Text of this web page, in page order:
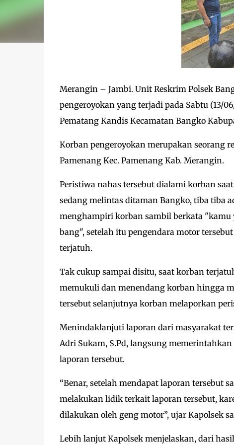
Merangin – Jambi. Unit Reskrim Polsek
pengeroyokan yang terjadi pada Sabtu (13/
Pematang Kandis Kecamatan Bangko
Korban pengeroyokan merupakan seorang
Pamenang Kec. Pamenang Kab. Merangin.
Peristiwa nahas tersebut dialami korban
sedang melintas ditaman Bangko, tiba tiba
menghampiri korban sambil berkata
bang", setelah itu pengendara motor
terjatuh.
Tak cukup sampai disitu, saat korban
memukuli dan menendang korban hingga
tersebut selanjutnya korban melaporkan
Menindaklanjuti laporan dari masyarakat
Adri Sukam, S.Pd, langsung
laporan tersebut.
“Benar, setelah mendapat laporan tersebut
melakukan lidik terkait laporan tersebut,
dilakukan oleh geng motor”, ujar Kapolsek
Lebih lanjut Kapolsek menjelaskan, dari